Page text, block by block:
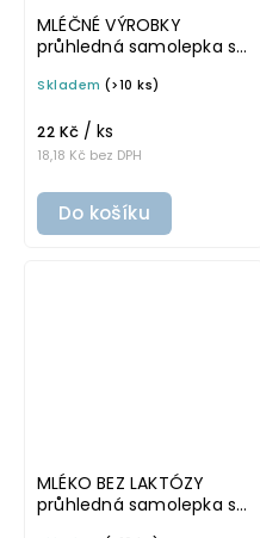
MLÉČNÉ VÝROBKY
průhledná samolepka s
písmo, rozměr 6 × 4 cm
do lednice
Skladem (>10 ks)
18,18 Kč bez DPH
22 Kč / ks
Do košíku
MLÉKO BEZ LAKTÓZY
průhledná samolepka s